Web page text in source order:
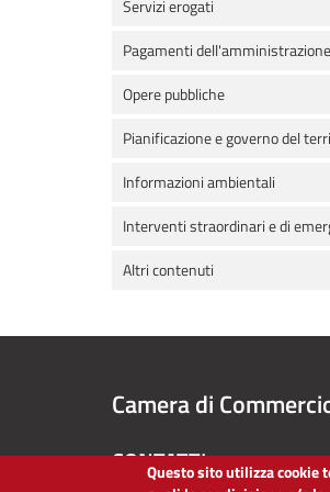
Servizi erogati
Pagamenti dell'amministrazione
Opere pubbliche
Pianificazione e governo del
Informazioni ambientali
Interventi straordinari e di
Altri contenuti
Camera di
CONTATTI
Questo sito utilizza cookie